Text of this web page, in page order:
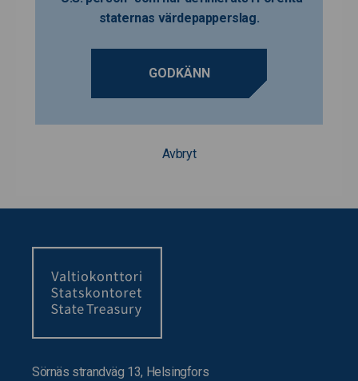
staternas värdepapperslag.
GODKÄNN
Avbryt
Sörnäs strandväg 13, Helsingfors